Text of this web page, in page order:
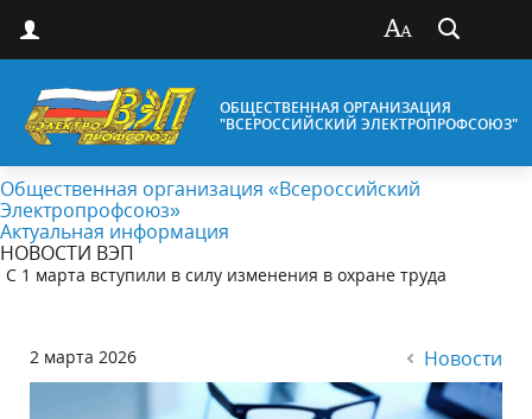
ОБЩЕСТВЕННАЯ ОРГАНИЗАЦИЯ
"ВСЕРОССИЙСКИЙ ЭЛЕКТРОПРОФСОЮЗ"
Общественная организация «Всероссийский
Электропрофсоюз»
Актуальная информация
НОВОСТИ ВЭП
С 1 марта вступили в силу изменения в охране труда
2 марта 2026 Новости